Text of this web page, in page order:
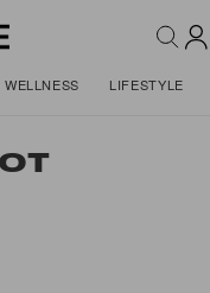
WELLNESS LIFESTYLE